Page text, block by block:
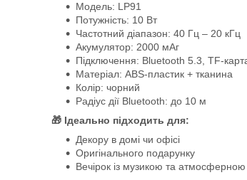
Модель: LP91
Потужність: 10 Вт
Частотний діапазон: 40 Гц – 20 кГц
Акумулятор: 2000 мАг
Підключення: Bluetooth 5.3, TF-
Матеріал: ABS-пластик + тканина
Колір: чорний
Радіус дії Bluetooth: до 10 м
🎁 Ідеально підходить для:
Декору в домі чи офісі
Оригінального подарунку
Вечірок із музикою та атмосферною